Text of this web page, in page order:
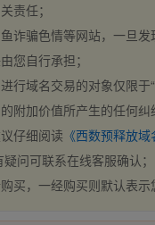
责任；
诈骗色情等网站，一旦
您自行承担；
行域名交易的对象仅限于
附加价值所产生的任何
仔细阅读 《西数预释放
疑问可联系在线客服确认；
买，一经购买则默认表